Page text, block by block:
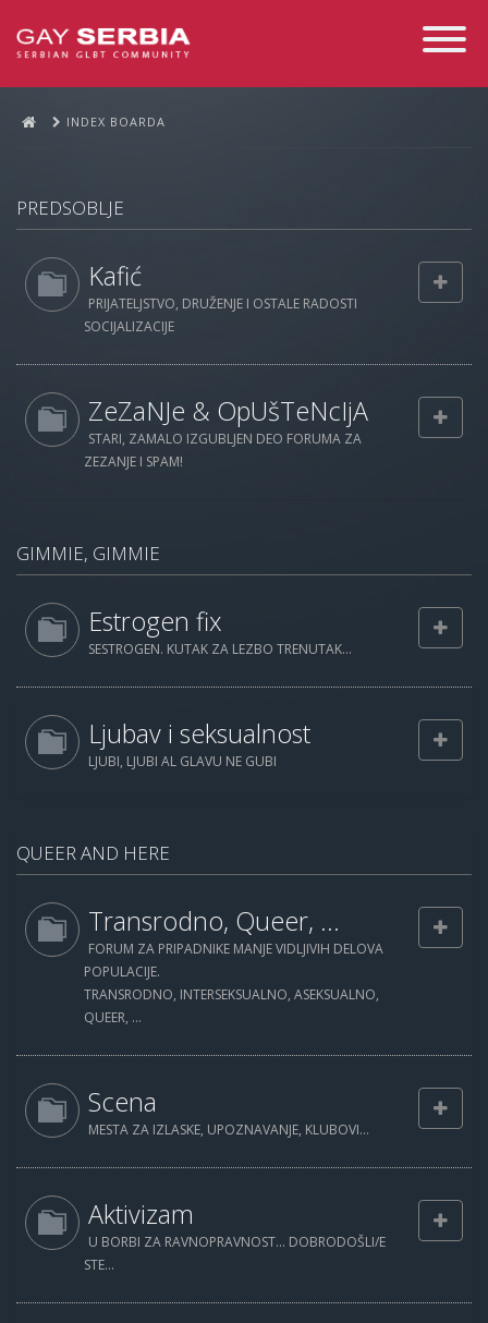
Toggle
INDEX BOARDA
PREDSOBLJE
Kafić
PRIJATELJSTVO, DRUŽENJE I OSTALE RADOSTI
SOCIJALIZACIJE
ZeZaNJe & OpUšTeNcIjA
STARI, ZAMALO IZGUBLJEN DEO FORUMA ZA
ZEZANJE I SPAM!
GIMMIE, GIMMIE
Estrogen fix
SESTROGEN. KUTAK ZA LEZBO TRENUTAK...
Ljubav i seksualnost
LJUBI, LJUBI AL GLAVU NE GUBI
QUEER AND HERE
Transrodno, Queer, ...
FORUM ZA PRIPADNIKE MANJE VIDLJIVIH DELOVA
POPULACIJE.
TRANSRODNO, INTERSEKSUALNO, ASEKSUALNO,
QUEER, ...
Scena
MESTA ZA IZLASKE, UPOZNAVANJE, KLUBOVI...
Aktivizam
U BORBI ZA RAVNOPRAVNOST... DOBRODOŠLI/E
STE...